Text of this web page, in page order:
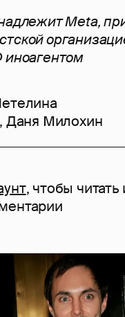
Meta,
иноагентом
, Даня Милохин
, чтобы читать